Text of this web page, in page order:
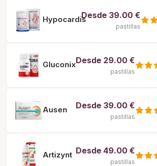
HypocardisDesde 39.00 €
pastillas
GluconixDesde 29.00 €
pastillas
Ausen Desde 39.00 €
pastillas
Artizynt Desde 49.00 €
pastillas